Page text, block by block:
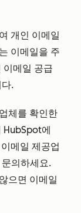
개인 이메일
이메일을 주
이메일 공급
.
체를 확인한
HubSpot에
메일 제공업
의하세요.
으면 이메일